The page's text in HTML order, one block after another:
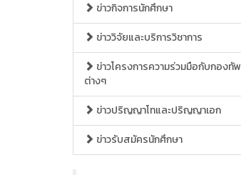
ข่าวกิจการนักศึกษา
ข่าววิจัยและบริการวิชาการ
ข่าวโครงการความร่วมมือกับกองทัพ
ต่างๆ
ข่าวปริญญาโทและปริญญาเอก
ข่าวรับสมัครนักศึกษา